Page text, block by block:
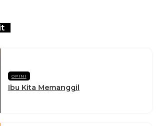
OPINI
Ibu Kita Memanggil